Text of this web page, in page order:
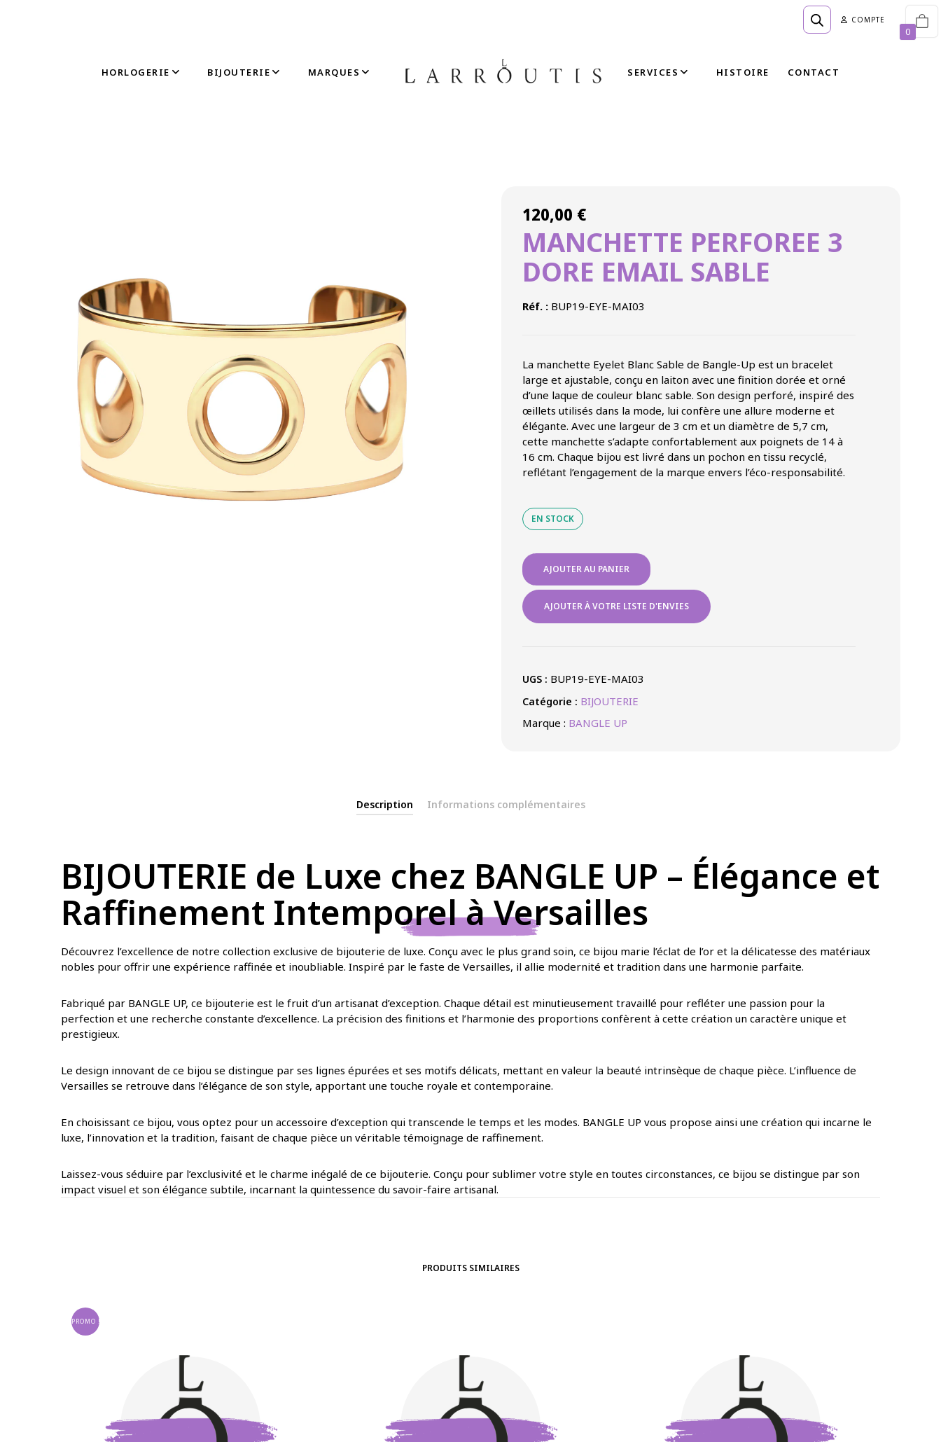
COMPTE
HORLOGERIE BIJOUTERIE MARQUES SERVICES HISTOIRE CONTACT
120,00 €
MANCHETTE PERFOREE 3
DORE EMAIL SABLE
Réf. :BUP19-EYE-MAI03
La manchette Eyelet Blanc Sable de Bangle-Up est un bracelet
large et ajustable, conçu en laiton avec une finition dorée et orné
d’une laque de couleur blanc sable. Son design perforé, inspiré des
œillets utilisés dans la mode, lui confère une allure moderne et
élégante. Avec une largeur de 3 cm et un diamètre de 5,7 cm,
cette manchette s’adapte confortablement aux poignets de 14 à
16 cm. Chaque bijou est livré dans un pochon en tissu recyclé,
reflétant l’engagement de la marque envers l’éco-responsabilité.
EN STOCK
quantité
de
MANCHETTE
PERFOREE
3
AJOUTER AU PANIER
AJOUTER À VOTRE LISTE D'ENVIES
UGS : BUP19-EYE-MAI03
Catégorie : BIJOUTERIE
Marque : BANGLE UP
Accueil» Boutique BIJOUTERIE MANCHETTE PERFOREE 3 DORE EMAIL SABLE
Description Informations complémentaires
BIJOUTERIE de Luxe chez BANGLE UP – Élégance et
Raffinement Intemporel à Versailles
Découvrez l’excellence de notre collection exclusive de bijouterie de luxe. Conçu avec le plus grand soin, ce bijou marie l’éclat de l’or et la délicatesse des matériaux
nobles pour offrir une expérience raffinée et inoubliable. Inspiré par le faste de Versailles, il allie modernité et tradition dans une harmonie parfaite.
Fabriqué par BANGLE UP, ce bijouterie est le fruit d’un artisanat d’exception. Chaque détail est minutieusement travaillé pour refléter une passion pour la
perfection et une recherche constante d’excellence. La précision des finitions et l’harmonie des proportions confèrent à cette création un caractère unique et
prestigieux.
Le design innovant de ce bijou se distingue par ses lignes épurées et ses motifs délicats, mettant en valeur la beauté intrinsèque de chaque pièce. L’influence de
Versailles se retrouve dans l’élégance de son style, apportant une touche royale et contemporaine.
En choisissant ce bijou, vous optez pour un accessoire d’exception qui transcende le temps et les modes. BANGLE UP vous propose ainsi une création qui incarne le
luxe, l’innovation et la tradition, faisant de chaque pièce un véritable témoignage de raffinement.
Laissez-vous séduire par l’exclusivité et le charme inégalé de ce bijouterie. Conçu pour sublimer votre style en toutes circonstances, ce bijou se distingue par son
impact visuel et son élégance subtile, incarnant la quintessence du savoir-faire artisanal.
PRODUITS SIMILAIRES
PROMO !
0